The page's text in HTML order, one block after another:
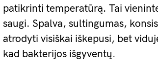
patikrinti temperatūrą. Tai
saugi. Spalva, sultingumas,
atrodyti visiškai iškepusi, bet
kad bakterijos išgyventų.